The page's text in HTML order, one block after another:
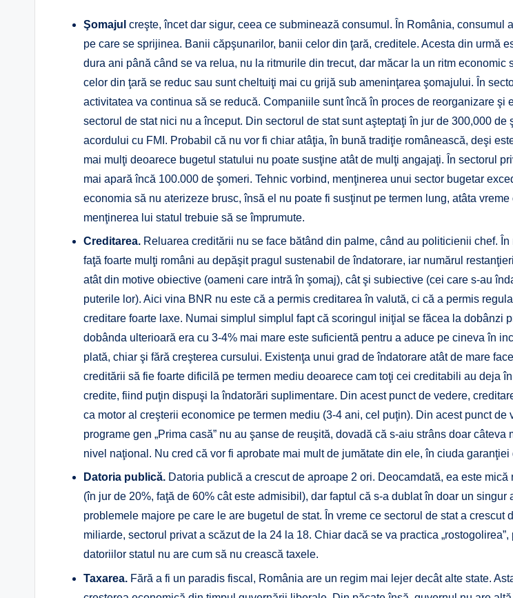
Şomajul creşte, încet dar sigur, ceea ce subminează consumul. În România, consumul
pe care se sprijinea. Banii căpşunarilor, banii celor din ţară, creditele. Acesta din urmă
dura ani până când se va relua, nu la ritmurile din trecut, dar măcar la un ritm economic
celor din ţară se reduc sau sunt cheltuiţi mai cu grijă sub ameninţarea şomajului. În
activitatea va continua să se reducă. Companiile sunt încă în proces de reorganizare şi
sectorul de stat nici nu a început. Din sectorul de stat sunt aşteptaţi în jur de 300,000 de
acordului cu FMI. Probabil că nu vor fi chiar atâţia, în bună tradiţie românească, deşi
mai mulţi deoarece bugetul statului nu poate susţine atât de mulţi angajaţi. În sectorul
mai apară încă 100.000 de şomeri. Tehnic vorbind, menţinerea unui sector bugetar
economia să nu aterizeze brusc, însă el nu poate fi susţinut pe termen lung, atâta vreme
menţinerea lui statul trebuie să se împrumute.
Creditarea. Reluarea creditării nu se face bătând din palme, când au politicienii chef. În
faţă foarte mulţi români au depăşit pragul sustenabil de îndatorare, iar numărul
atât din motive obiective (oameni care intră în şomaj), cât şi subiective (cei care s-au
puterile lor). Aici vina BNR nu este că a permis creditarea în valută, ci că a permis
creditare foarte laxe. Numai simplul simplul fapt că scoringul iniţial se făcea la dobânzi
dobânda ulterioară era cu 3-4% mai mare este suficientă pentru a aduce pe cineva în
plată, chiar şi fără creşterea cursului. Existenţa unui grad de îndatorare atât de mare
creditării să fie foarte dificilă pe termen mediu deoarece cam toţi cei creditabili au deja
credite, fiind puţin dispuşi la îndatorări suplimentare. Din acest punct de vedere,
ca motor al creşterii economice pe termen mediu (3-4 ani, cel puţin). Din acest punct de
programe gen „Prima casă” nu au şanse de reuşită, dovadă că s-aiu strâns doar câteva
nivel naţional. Nu cred că vor fi aprobate mai mult de jumătate din ele, în ciuda garanţiei
Datoria publică. Datoria publică a crescut de aproape 2 ori. Deocamdată, ea este mică
(în jur de 20%, faţă de 60% cât este admisibil), dar faptul că s-a dublat în doar un singur
problemele majore pe care le are bugetul de stat. În vreme ce sectorul de stat a crescut
miliarde, sectorul privat a scăzut de la 24 la 18. Chiar dacă se va practica „rostogolirea”,
datoriilor statul nu are cum să nu crească taxele.
Taxarea. Fără a fi un paradis fiscal, România are un regim mai lejer decât alte state.